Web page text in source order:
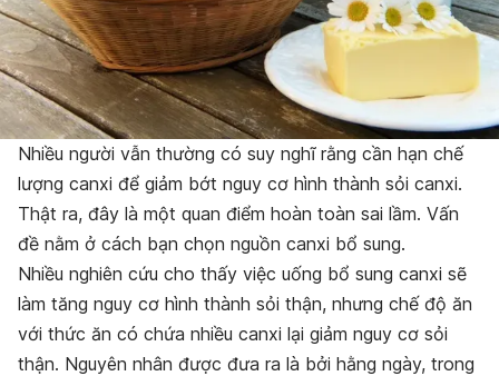
Nhiều người vẫn thường có suy nghĩ rằng cần hạn chế
lượng canxi để giảm bớt nguy cơ hình thành sỏi canxi.
Thật ra, đây là một quan điểm hoàn toàn sai lầm. Vấn
đề nằm ở cách bạn chọn nguồn canxi bổ sung.
Nhiều nghiên cứu cho thấy việc uống bổ sung canxi sẽ
làm tăng nguy cơ hình thành sỏi thận, nhưng chế độ ăn
với thức ăn có chứa nhiều canxi lại giảm nguy cơ sỏi
thận. Nguyên nhân được đưa ra là bởi hằng ngày, trong